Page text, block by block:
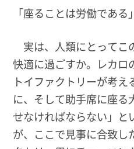
「座ることは労働である」
実は、人類にとってこ
快適に過ごすか。レカロ
トイファクトリーが考
に、そして助手席に座
せなければならない」と
が、ここで見事に合致し